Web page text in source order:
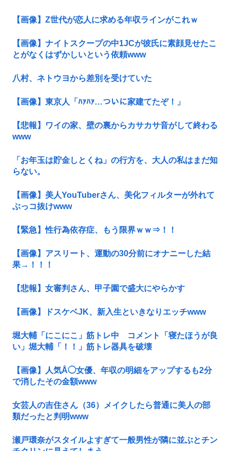
【画像】Z世代が恋人に求める年収ラインがこれｗ
【画像】ナイトスクープの中1JCが彼氏に素顔見せたこ
とがなくはずかしいという依頼www
八村、ネトウヨから差別を受けていた
【画像】東京人「ﾊｧﾊｧ…ついに家建てたぞ！」
【悲報】ワイの家、壁の裏からカサカサ音がして終わる
www
「お年玉は貯金しとくね」の行方を、大人の私はまだ知
らない。
【画像】美人YouTuberさん、美化フィルターが外れて
ぶっコ抜けwww
【緊急】性行為依存症、もう限界ｗｗ⇒！！
【画像】アスリート、運動の30分前にオナニーした結
果→！！！
【悲報】女審判さん、甲子園で盛大にやらかす
【画像】ドスケベJK、新入生といきなりエッチwww
堀大輔「にこにこ」筋トレ中 コメント「寝たほうが良
い」堀大輔「！！」筋トレ器具を破壊
【画像】人気Å◯女優、年収の明細をアップするも2分
で消したその金額www
女芸人の吉住さん（36）メイクしたら普通に美人の部
類だったと判明www
瀬戸環奈がスタイルよすぎて一般男性が隣に並ぶとチン